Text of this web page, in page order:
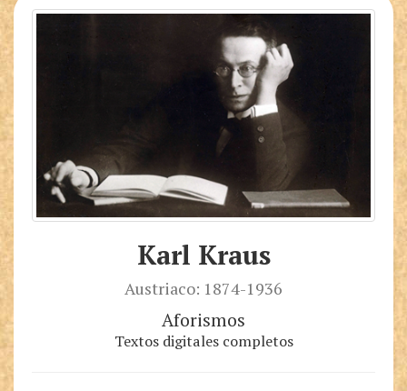
Karl Kraus
Austriaco: 1874-1936
Aforismos
Textos digitales completos